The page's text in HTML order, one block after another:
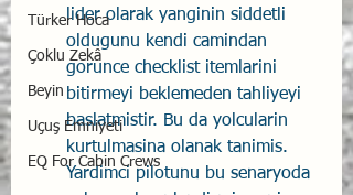
Türker Hoca
Çoklu Zekâ
Beyin
Uçuş Emniyeti
EQ For Cabin Crews
lider olarak yanginin siddetli
oldugunu kendi camindan
gorunce checklist itemlarini
bitirmeyi beklemeden tahliyeyi
baslatmistir. Bu da yolcularin
kurtulmasina olanak tanimis.
Yardimci pilotunu bu senaryoda